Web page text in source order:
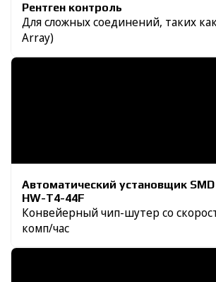
Рентген контроль
Для сложных соединений, таких
Array)
Автоматический установщик
HW-T4-44F
Конвейерный чип-шутер со
комп/час